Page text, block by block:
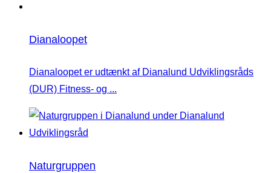
Dianaloopet
Dianaloopet er udtænkt af Dianalund Udviklingsråds
(DUR) Fitness- og ...
Naturgruppen